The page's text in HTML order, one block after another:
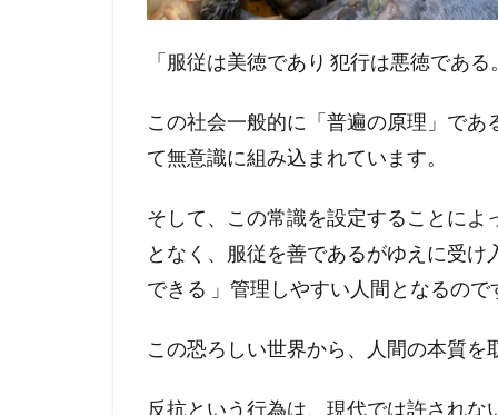
「服従は美徳であり 犯行は悪徳である
この社会一般的に「普遍の原理」で
て無意識に組み込まれています。
そして、この常識を設定することに
となく、服従を善であるがゆえに受
できる 」管理しやすい人間となるので
この恐ろしい世界から、人間の本質を
反抗という行為は、現代では許されな